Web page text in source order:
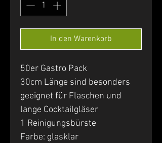
In den Warenkorb
50er Gastro Pack
30cm Länge sind besonders
geeignet für Flaschen und
lange Cocktailgläser
1 Reinigungsbürste
Farbe: glasklar